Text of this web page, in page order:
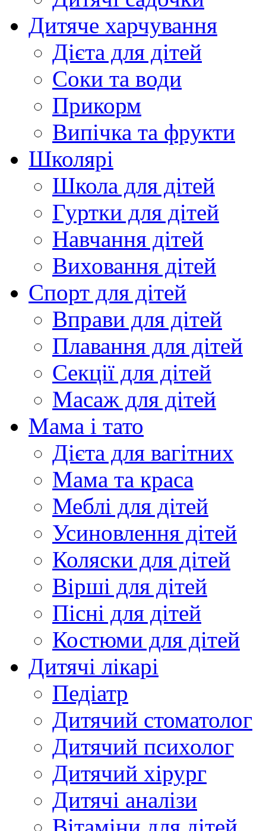
Дитяче харчування
Дієта для дітей
Соки та води
Прикорм
Випічка та фрукти
Школярі
Школа для дітей
Гуртки для дітей
Навчання дітей
Виховання дітей
Спорт для дітей
Вправи для дітей
Плавання для дітей
Секції для дітей
Масаж для дітей
Мама і тато
Дієта для вагітних
Мама та краса
Меблі для дітей
Усиновлення дітей
Коляски для дітей
Вірші для дітей
Пісні для дітей
Костюми для дітей
Дитячі лікарі
Педіатр
Дитячий стоматолог
Дитячий психолог
Дитячий хірург
Дитячі аналізи